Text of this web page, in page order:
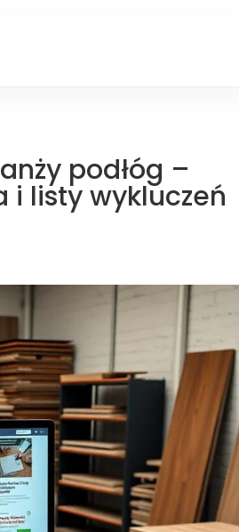
podłóg –
listy wykluczeń